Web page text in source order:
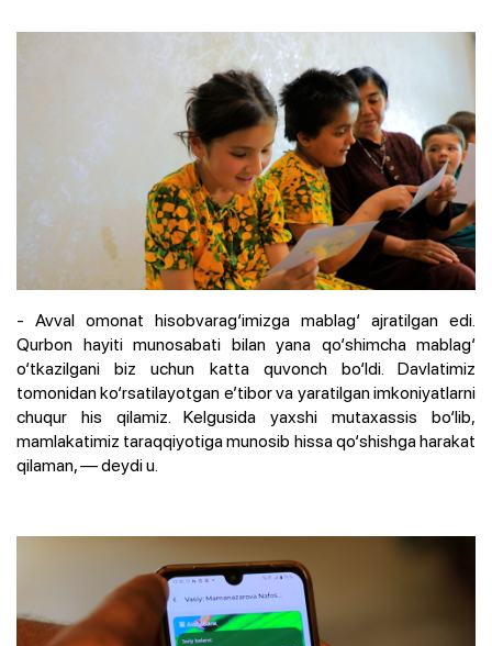
- Avval omonat hisobvarag‘imizga mablag‘ ajratilgan edi.
Qurbon hayiti munosabati bilan yana qo‘shimcha mablag‘
o‘tkazilgani biz uchun katta quvonch bo‘ldi. Davlatimiz
tomonidan ko‘rsatilayotgan e’tibor va yaratilgan imkoniyatlarni
chuqur his qilamiz. Kelgusida yaxshi mutaxassis bo‘lib,
mamlakatimiz taraqqiyotiga munosib hissa qo‘shishga harakat
qilaman, — deydi u.